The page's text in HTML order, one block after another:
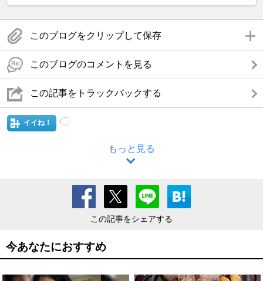
このブログをクリップして保存
このブログのコメントを見る
この記事をトラックバックする
イイね！
もっと見る
この記事をシェアする
今あなたにおすすめ